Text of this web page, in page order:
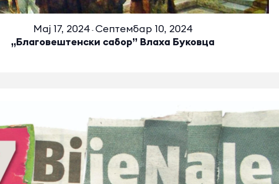
„Благовештенски сабор” Влаха Буковца
Мај 17, 2024 - Септембар 10, 2024